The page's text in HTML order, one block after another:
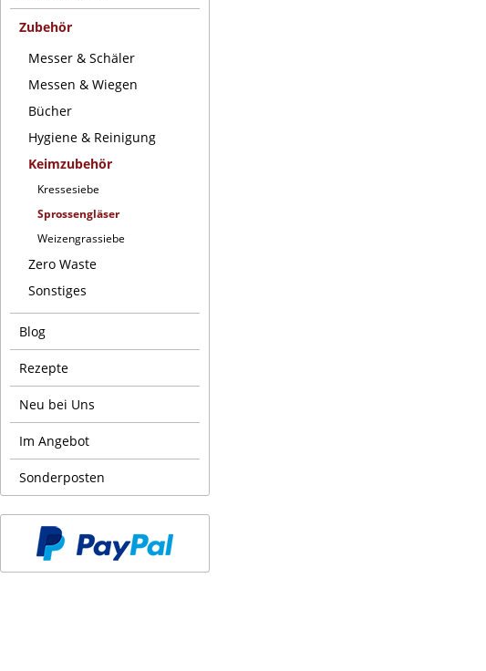
Zubehör
Messer & Schäler
Messen & Wiegen
Bücher
Hygiene & Reinigung
Keimzubehör
Kressesiebe
Sprossengläser
Weizengrassiebe
Zero Waste
Sonstiges
Blog
Rezepte
Neu bei Uns
Im Angebot
Sonderposten